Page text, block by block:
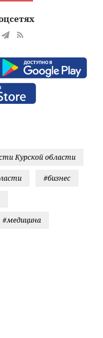
Курской области
#бизнес
#медицина